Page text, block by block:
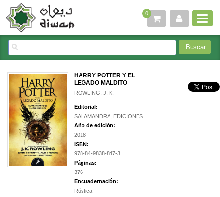
0
HARRY POTTER Y EL
LEGADO MALDITO
ROWLING, J. K.
Editorial:
SALAMANDRA, EDICIONES
Año de edición:
2018
ISBN:
978-84-9838-847-3
Páginas:
376
Encuadernación:
Rústica